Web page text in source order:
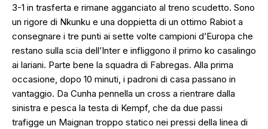
3-1 in trasferta e rimane agganciato al treno scudetto. Sono
un rigore di Nkunku e una doppietta di un ottimo Rabiot a
consegnare i tre punti ai sette volte campioni d’Europa che
restano sulla scia dell’Inter e infliggono il primo ko casalingo
ai lariani. Parte bene la squadra di Fabregas. Alla prima
occasione, dopo 10 minuti, i padroni di casa passano in
vantaggio. Da Cunha pennella un cross a rientrare dalla
sinistra e pesca la testa di Kempf, che da due passi
trafigge un Maignan troppo statico nei pressi della linea di